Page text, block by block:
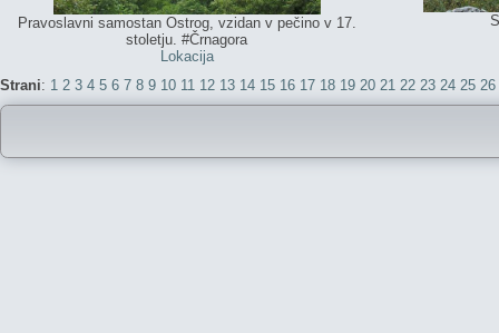
Pravoslavni samostan Ostrog, vzidan v pečino v 17.
stoletju. #Črnagora
Lokacija
Strani: 1 2 3 4 5 6 7 8 9 10 11 12 13 14 15 16 17 18 19 20 21 22 23 24 25 26